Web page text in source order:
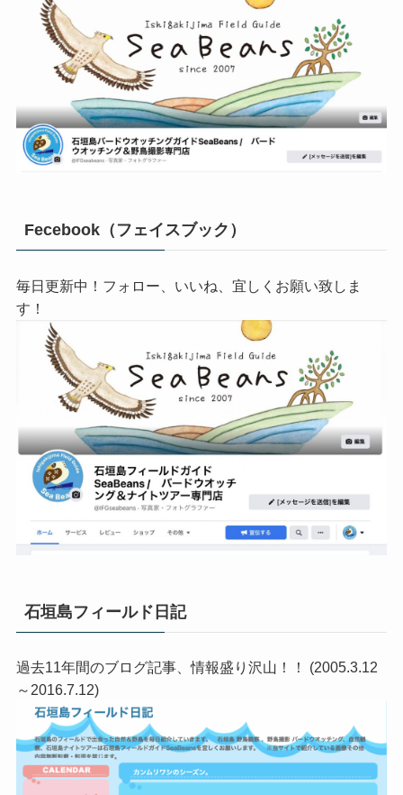
Fecebook（フェイスブック）
毎日更新中！フォロー、いいね、宜しくお願い致しま
す！
石垣島フィールド日記
過去11年間のブログ記事、情報盛り沢山！！ (2005.3.12
～2016.7.12)